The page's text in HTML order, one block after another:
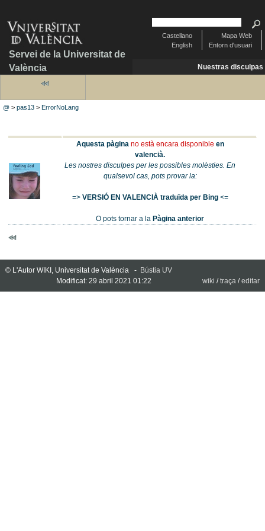
Servei de la Universitat de
València
Mapa Web
Entorn d'usuari
Castellano
English
Nuestras disculpas
@ >pas13 >ErrorNoLang
Aquesta pàgina no està encara disponible en
valencià.
Les nostres disculpes per les possibles molèsties. En
qualsevol cas, pots provar la:
=> VERSIÓ EN VALENCIÀ traduïda per Bing<=
O pots tornar a laPàgina anterior
© L'Autor WIKI, Universitat de València - Bústia UV
Modificat: 29 abril 2021 01:22
wiki /traça /editar